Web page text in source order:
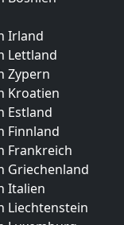
Irland
Lettland
Zypern
Kroatien
Estland
Finnland
Frankreich
Griechenland
Italien
Liechtenstein